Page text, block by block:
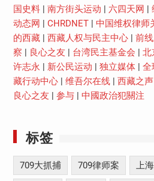
国史料| 南方街头运动 六四天网
动态网
CHRDNET| 中国维权律师
的西藏| 西藏人权与民主中心| 前
察
良心之友 台湾民主基金会 北
许志永
新公民运动 独立媒体| 全
藏行动中心| 维吾尔在线| 西藏之声
良心之友
参与| 中國政治犯關注
标签
709大抓捕 709律师案 上海